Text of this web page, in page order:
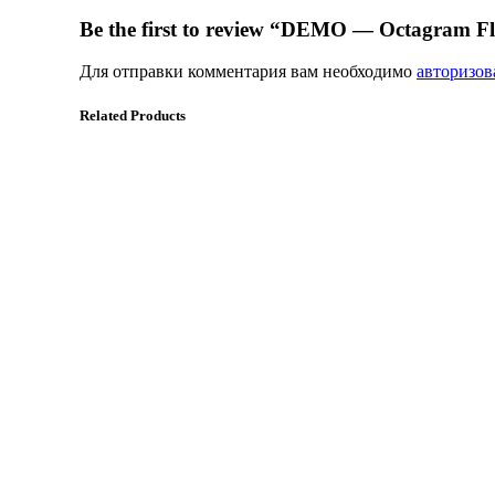
Be the first to review “DEMO — Octagram
Для отправки комментария вам необходимо
Related Products